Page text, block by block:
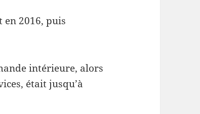
en 2016, puis
intérieure, alors
était jusqu’à